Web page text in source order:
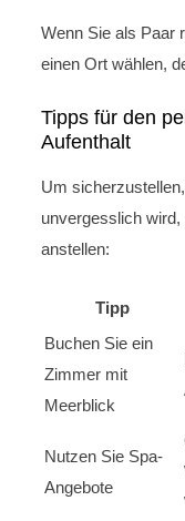
Wenn Sie als Paar
einen Ort wählen,
Tipps für den
Aufenthalt
Um
unvergesslich
anstellen:
Tipp
Buchen Sie ein
Zimmer mit
Meerblick
Nutzen Sie Spa-
Angebote